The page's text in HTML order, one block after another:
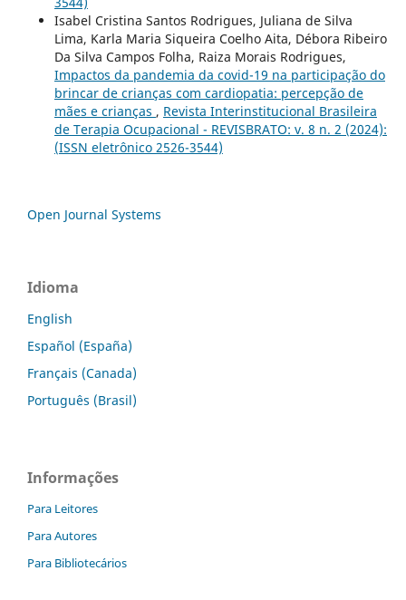
Isabel Cristina Santos Rodrigues, Juliana de Silva
Lima, Karla Maria Siqueira Coelho Aita, Débora Ribeiro
Da Silva Campos Folha, Raiza Morais Rodrigues,
Impactos da pandemia da covid-19 na participação do
brincar de crianças com cardiopatia: percepção de
mães e crianças , Revista Interinstitucional Brasileira
de Terapia Ocupacional - REVISBRATO: v. 8 n. 2 (2024):
(ISSN eletrônico 2526-3544)
Open Journal Systems
Idioma
English
Español (España)
Français (Canada)
Português (Brasil)
Informações
Para Leitores
Para Autores
Para Bibliotecários